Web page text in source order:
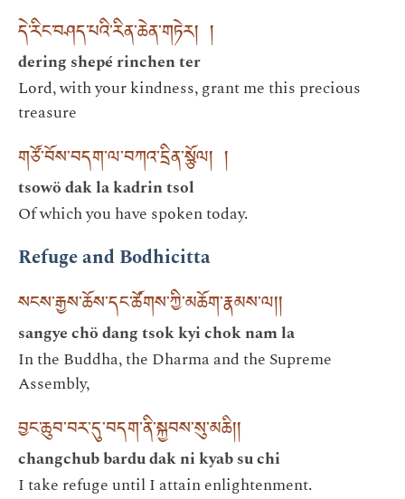
དེ་རིང་བཤད་པའི་རིན་ཆེན་གཏེར། །
dering shepé rinchen ter
Lord, with your kindness, grant me this precious
treasure
གཙོ་བོས་བདག་ལ་བཀའ་དྲིན་སྩོལ། །
tsowö dak la kadrin tsol
Of which you have spoken today.
Refuge and Bodhicitta
སངས་རྒྱས་ཆོས་དང་ཚོགས་ཀྱི་མཆོག་རྣམས་ལ། །
sangye chö dang tsok kyi chok nam la
In the Buddha, the Dharma and the Supreme
Assembly,
བྱང་ཆུབ་བར་དུ་བདག་ནི་སྐྱབས་སུ་མཆི། །
changchub bardu dak ni kyab su chi
I take refuge until I attain enlightenment.